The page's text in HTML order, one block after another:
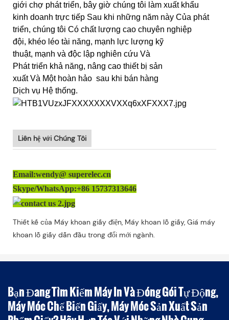
giới chợ phát triển, bây giờ chúng tôi làm xuất khẩu
kinh doanh trực tiếp Sau khi những năm này Của phát
triển, chúng tôi Có chất lượng cao chuyên nghiệp
đội, khéo léo tài năng, mạnh lực lượng kỹ
thuật, mạnh và độc lập nghiên cứu Và
Phát triển khả năng, nâng cao thiết bị sản
xuất Và Một hoàn hảo sau khi bán hàng
Dịch vụ Hệ thống.
Liên hệ với Chúng Tôi
Email:wendy@ superelec.cn
Skype/WhatsApp:+86 15737313646
Thiết kế của Máy khoan giấy điện, Máy khoan lỗ giấy, Giá máy
khoan lỗ giấy dẫn đầu trong đổi mới ngành.
Bạn Đang Tìm Kiếm Máy In Và Đóng Gói Tự Động,
Máy Móc Chế Biến Giấy, Máy Móc Sản Xuất Sản